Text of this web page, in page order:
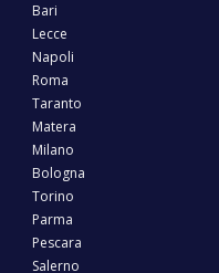
Bari
Lecce
Napoli
Roma
Taranto
Matera
Milano
Bologna
Torino
Parma
Pescara
Salerno